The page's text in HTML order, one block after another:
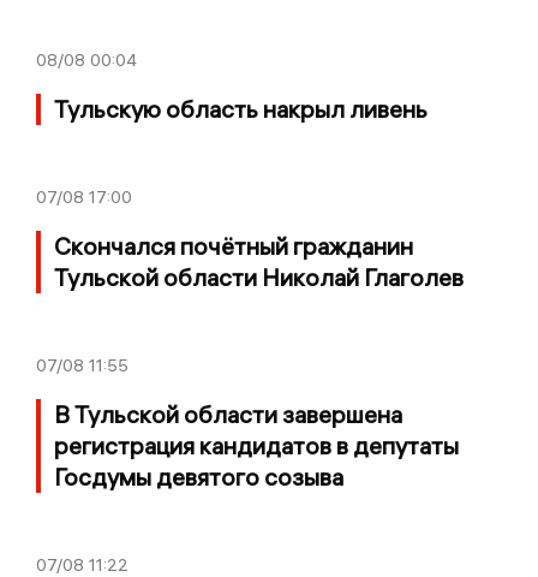
08/08 00:04
Тульскую область накрыл ливень
07/08 17:00
Скончался почётный гражданин
Тульской области Николай Глаголев
07/08 11:55
В Тульской области завершена
регистрация кандидатов в депутаты
Госдумы девятого созыва
07/08 11:22